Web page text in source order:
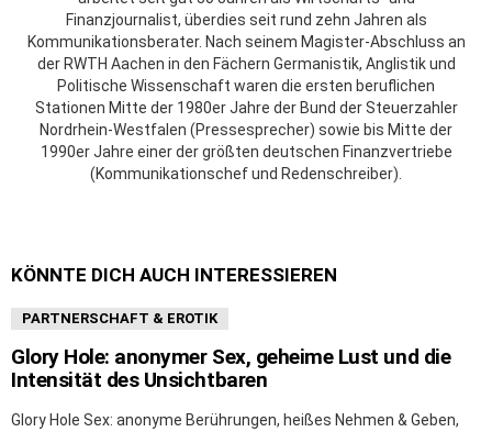
Finanzjournalist, überdies seit rund zehn Jahren als
Kommunikationsberater. Nach seinem Magister-Abschluss an
der RWTH Aachen in den Fächern Germanistik, Anglistik und
Politische Wissenschaft waren die ersten beruflichen
Stationen Mitte der 1980er Jahre der Bund der Steuerzahler
Nordrhein-Westfalen (Pressesprecher) sowie bis Mitte der
1990er Jahre einer der größten deutschen Finanzvertriebe
(Kommunikationschef und Redenschreiber).
KÖNNTE DICH AUCH INTERESSIEREN
PARTNERSCHAFT & EROTIK
Glory Hole: anonymer Sex, geheime Lust und die
Intensität des Unsichtbaren
Glory Hole Sex: anonyme Berührungen, heißes Nehmen & Geben,